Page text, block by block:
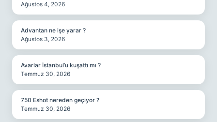
Ağustos 4, 2026
Advantan ne işe yarar ?
Ağustos 3, 2026
Avarlar İstanbul’u kuşattı mı ?
Temmuz 30, 2026
750 Eshot nereden geçiyor ?
Temmuz 30, 2026